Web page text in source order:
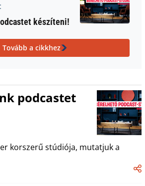
készíteni!
Tovább a cikkhez
podcastet
korszerű stúdiója, mutatjuk a